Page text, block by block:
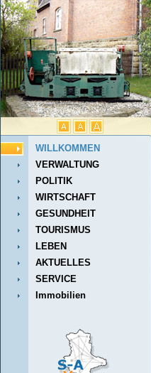
WILLKOMMEN
VERWALTUNG
POLITIK
WIRTSCHAFT
GESUNDHEIT
TOURISMUS
LEBEN
AKTUELLES
SERVICE
Immobilien